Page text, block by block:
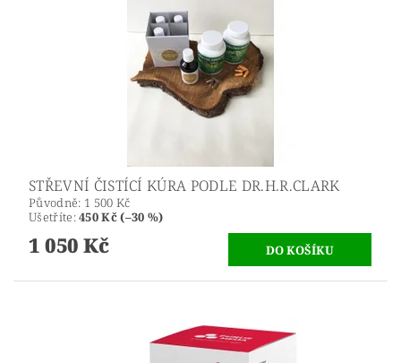
STŘEVNÍ ČISTÍCÍ KÚRA PODLE DR.H.R.CLARK
Původně: 1 500 Kč
Ušetříte:450 Kč (–30 %)
1 050 Kč